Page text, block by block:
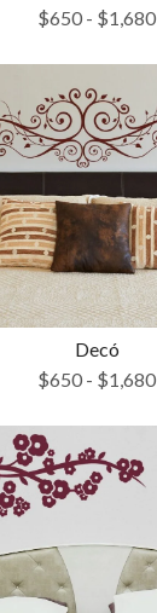
$650 - $1,680
Decó
$650 - $1,680